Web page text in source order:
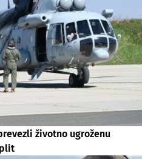
životno ugroženu